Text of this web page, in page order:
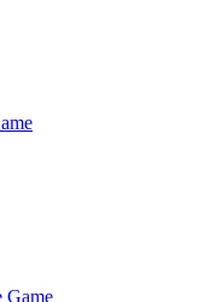
Game